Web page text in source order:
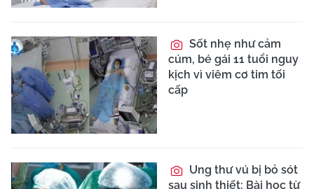
Sốt nhẹ như cảm
cúm, bé gái 11 tuổi nguy
kịch vì viêm cơ tim tối
cấp
Ung thư vú bị bỏ sót
sau sinh thiết: Bài học từ